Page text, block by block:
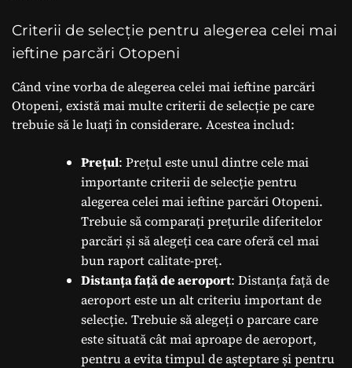
Criterii de selecție pentru alegerea celei mai
ieftine parcări Otopeni
Când vine vorba de alegerea celei mai ieftine parcări
Otopeni, există mai multe criterii de selecție pe care
trebuie să le luați în considerare. Acestea includ:
Prețul: Prețul este unul dintre cele mai
importante criterii de selecție pentru
alegerea celei mai ieftine parcări Otopeni.
Trebuie să comparați prețurile diferitelor
parcări și să alegeți cea care oferă cel mai
bun raport calitate-preț.
Distanța față de aeroport: Distanța față de
aeroport este un alt criteriu important de
selecție. Trebuie să alegeți o parcare care
este situată cât mai aproape de aeroport,
pentru a evita timpul de așteptare și pentru